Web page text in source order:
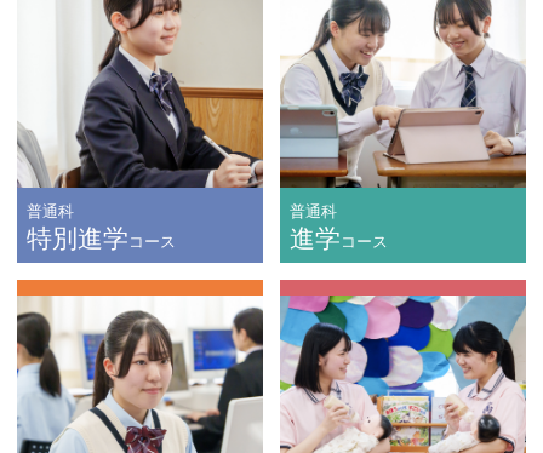
普通科
特別進学 コース
普通科
進学 コース